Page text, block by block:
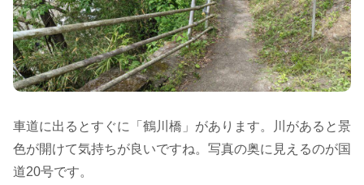
車道に出るとすぐに「鶴川橋」があります。川があると景
色が開けて気持ちが良いですね。写真の奥に見えるのが国
道20号です。